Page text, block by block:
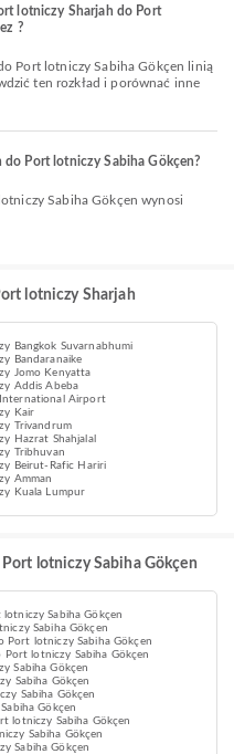
lotniczy Sharjah do Port
?
ten rozkład i porównać inne
Port lotniczy Sabiha Gökçen?
lotniczy Sharjah
Bangkok Suvarnabhumi
Bandaranaike
Jomo Kenyatta
Addis Abeba
Airport
Kair
Trivandrum
Hazrat Shahjalal
Tribhuvan
Beirut-Rafic Hariri
Amman
Kuala Lumpur
lotniczy Sabiha Gökçen
Sabiha Gökçen
Sabiha Gökçen
Port lotniczy Sabiha Gökçen
lotniczy Sabiha Gökçen
Sabiha Gökçen
Sabiha Gökçen
Sabiha Gökçen
Gökçen
lotniczy Sabiha Gökçen
Sabiha Gökçen
Sabiha Gökçen